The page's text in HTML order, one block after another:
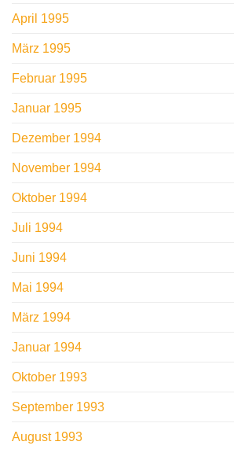
April 1995
März 1995
Februar 1995
Januar 1995
Dezember 1994
November 1994
Oktober 1994
Juli 1994
Juni 1994
Mai 1994
März 1994
Januar 1994
Oktober 1993
September 1993
August 1993